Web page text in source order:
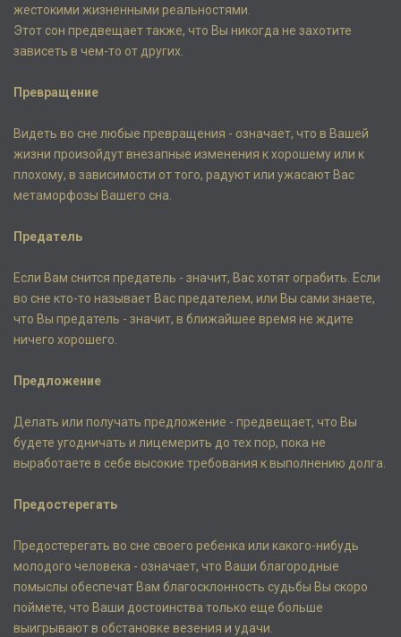
жестокими жизненными реальностями.
Этот сон предвещает также, что Вы никогда не захотите
зависеть в чем-то от других.
Превращение
Видеть во сне любые превращения - означает, что в Вашей
жизни произойдут внезапные изменения к хорошему или к
плохому, в зависимости от того, радуют или ужасают Вас
метаморфозы Вашего сна.
Предатель
Если Вам снится предатель - значит, Вас хотят ограбить. Если
во сне кто-то называет Вас предателем, или Вы сами знаете,
что Вы предатель - значит, в ближайшее время не ждите
ничего хорошего.
Предложение
Делать или получать предложение - предвещает, что Вы
будете угодничать и лицемерить до тех пор, пока не
выработаете в себе высокие требования к выполнению долга.
Предостерегать
Предостерегать во сне своего ребенка или какого-нибудь
молодого человека - означает, что Ваши благородные
помыслы обеспечат Вам благосклонность судьбы Вы скоро
поймете, что Ваши достоинства только еще больше
выигрывают в обстановке везения и удачи.